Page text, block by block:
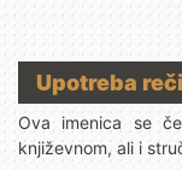
Upotreba
Ova imenica se
književnom, ali i